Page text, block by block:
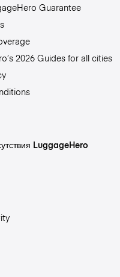
Guarantee
2026 Guides for all cities
LuggageHero